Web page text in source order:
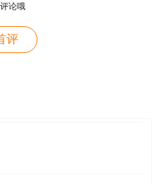
踏实实的做题就是硬道
论哦
评